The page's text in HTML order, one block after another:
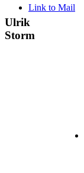
Link to Mail
Ulrik
Storm